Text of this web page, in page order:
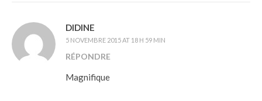
DIDINE
5 NOVEMBRE 2015 AT 18 H 59 MIN
RÉPONDRE
Magnifique